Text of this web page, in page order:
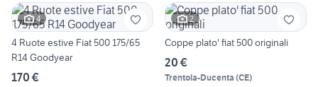
4
4 Ruote estive Fiat 500 175/65
R14 Goodyear
170 €
2
Coppe plato' fiat 500 originali
20 €
Trentola-Ducenta (CE)